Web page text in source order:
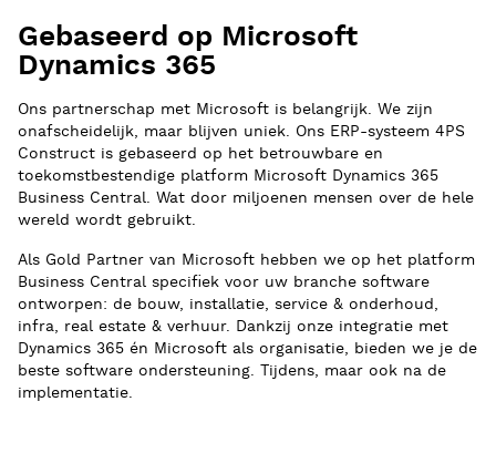
Gebaseerd op Microsoft
Dynamics 365
Ons partnerschap met Microsoft is belangrijk. We zijn
onafscheidelijk, maar blijven uniek. Ons ERP-systeem 4PS
Construct is gebaseerd op het betrouwbare en
toekomstbestendige platform Microsoft Dynamics 365
Business Central. Wat door miljoenen mensen over de hele
wereld wordt gebruikt.
Als Gold Partner van Microsoft hebben we op het platform
Business Central specifiek voor uw branche software
ontworpen: de bouw, installatie, service & onderhoud,
infra, real estate & verhuur. Dankzij onze integratie met
Dynamics 365 én Microsoft als organisatie, bieden we je de
beste software ondersteuning. Tijdens, maar ook na de
implementatie.